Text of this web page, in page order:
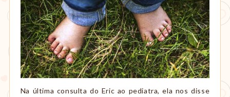
Na última consulta do Eric ao pediatra, ela nos disse